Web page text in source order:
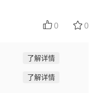
0 0
了解详情
了解详情